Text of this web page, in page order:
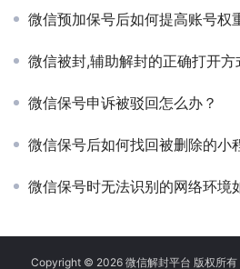
微信预加保号后如何提高账号权
微信被封,辅助解封的正确打开方
微信保号申诉被驳回怎么办？
微信保号后如何找回被删除的小
微信保号时无法识别的网络环境
Copyright © 2026 微信解封平台 版权所有